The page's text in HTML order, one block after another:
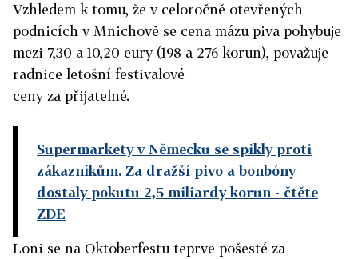
Vzhledem k tomu, že v celoročně otevřených
podnicích v Mnichově se cena mázu piva pohybuje
mezi 7,30 a 10,20 eury (198 a 276 korun), považuje
radnice letošní festivalové
ceny za přijatelné.
Supermarkety v Německu se spikly proti
zákazníkům. Za dražší pivo a bonbóny
dostaly pokutu 2,5 miliardy korun - čtěte
ZDE
Loni se na Oktoberfestu teprve pošesté za